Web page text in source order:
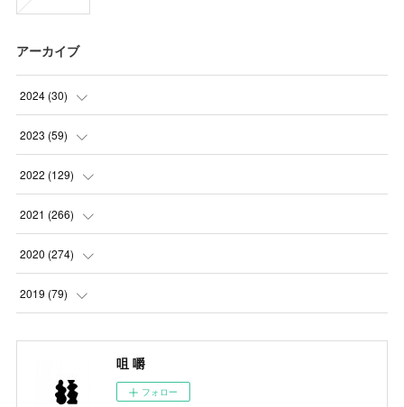
アーカイブ
2024 (30)
(5
(4)
(5)
(1)
2023 (59)
(4)
(2)
(8)
(9
(9)
2022 (129)
(5)
(7)
(11 )
(24)
2021 (266)
(23
(22 )
2020 (274)
(21 )
2019 (79)
咀 嚼
フォロー